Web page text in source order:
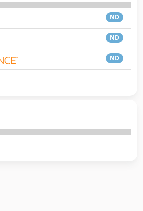
ND
ND
ND